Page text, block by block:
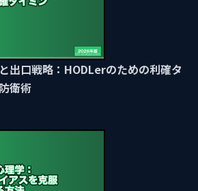
出口戦略：HODLerのための利確タ
衛術